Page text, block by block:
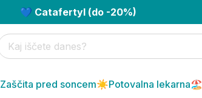
💙 Catafertyl (do -20%)
Zaščita pred soncem☀️Potovalna lekarna🏖️